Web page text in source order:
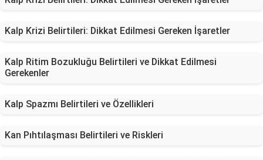
Kalp Krizi Belirtileri: Dikkat Edilmesi Gereken İşaretler
Kalp Ritim Bozukluğu Belirtileri ve Dikkat Edilmesi
Gerekenler
Kalp Spazmı Belirtileri ve Özellikleri
Kan Pıhtılaşması Belirtileri ve Riskleri